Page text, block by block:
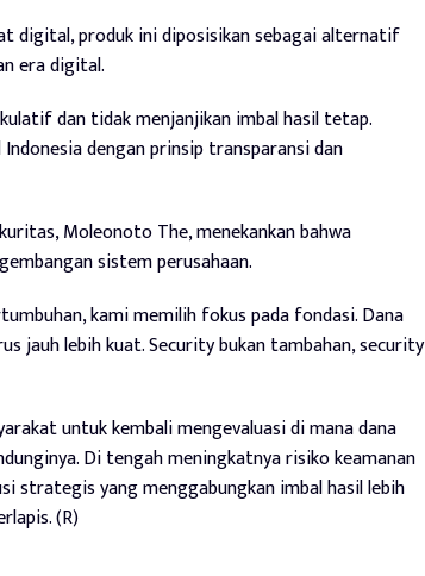
digital, produk ini diposisikan sebagai alternatif
era digital.
dan tidak menjanjikan imbal hasil tetap.
dengan prinsip transparansi dan
Moleonoto The, menekankan bahwa
sistem perusahaan.
kami memilih fokus pada fondasi. Dana
jauh lebih kuat. Security bukan tambahan, security
untuk kembali mengevaluasi di mana dana
Di tengah meningkatnya risiko keamanan
strategis yang menggabungkan imbal hasil lebih
(R)